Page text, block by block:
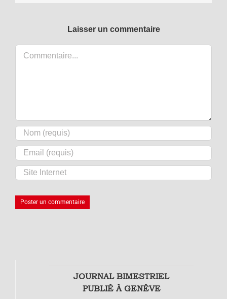
Laisser un commentaire
Commentaire
JOURNAL BIMESTRIEL
PUBLIÉ À GENÈVE